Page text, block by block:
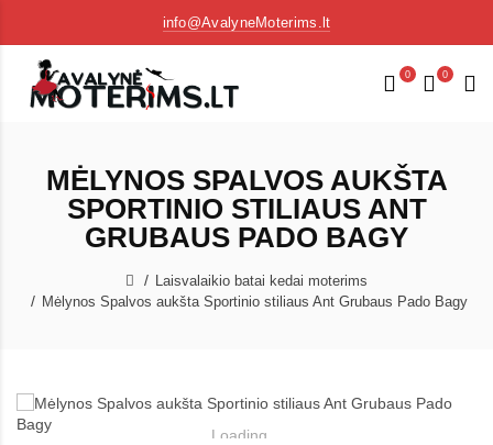
info@AvalyneMoterims.lt
0 0
MĖLYNOS SPALVOS AUKŠTA
SPORTINIO STILIAUS ANT
GRUBAUS PADO BAGY
Laisvalaikio batai kedai moterims
Mėlynos Spalvos aukšta Sportinio stiliaus Ant Grubaus Pado Bagy
Loading...